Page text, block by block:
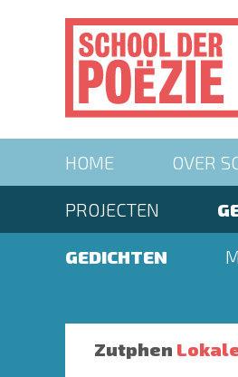
navigationHOME OVER
PROJECTEN
GEDICHTEN
Zutphen